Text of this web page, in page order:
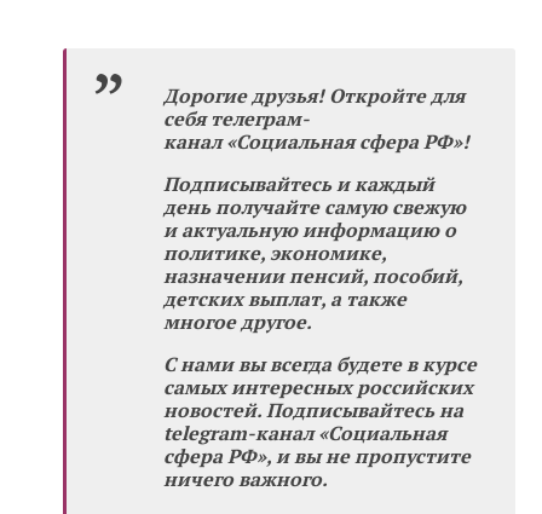
Дорогие друзья! Откройте для
себя телеграм-
канал «Социальная сфера РФ»!
Подписывайтесь и каждый
день получайте самую свежую
и актуальную информацию о
политике, экономике,
назначении пенсий, пособий,
детских выплат, а также
многое другое.
С нами вы всегда будете в курсе
самых интересных российских
новостей. Подписывайтесь на
telegram-канал «Социальная
сфера РФ», и вы не пропустите
ничего важного.